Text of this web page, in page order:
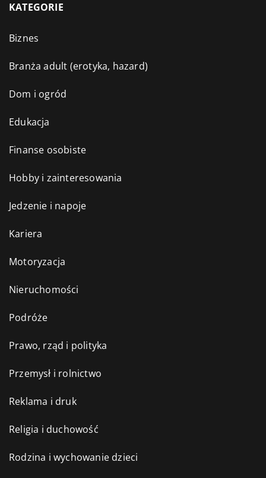
KATEGORIE
Biznes
Branża adult (erotyka, hazard)
Dom i ogród
Edukacja
Finanse osobiste
Hobby i zainteresowania
Jedzenie i napoje
Kariera
Motoryzacja
Nieruchomości
Podróże
Prawo, rząd i polityka
Przemysł i rolnictwo
Reklama i druk
Religia i duchowość
Rodzina i wychowanie dzieci